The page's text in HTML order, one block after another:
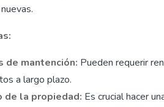
de mantención: Pueden requerir
a largo plazo.
de la propiedad: Es crucial hacer